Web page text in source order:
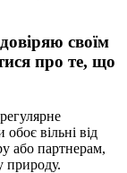
своїм
про те, що
вільні від
або партнерам,
природу.